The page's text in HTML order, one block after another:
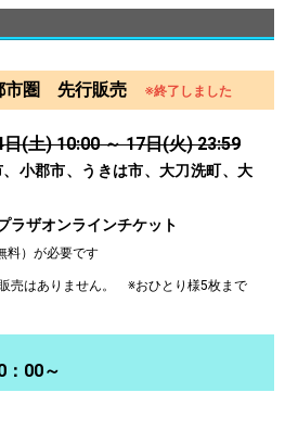
市圏 先行販売 ※終了しました
日(土) 10:00 ～ 17日(火) 23:59
小郡市、うきは市、大刀洗町、大
ラザオンラインチケット
料）が必要です
売はありません。 ※おひとり様5枚まで
：00～